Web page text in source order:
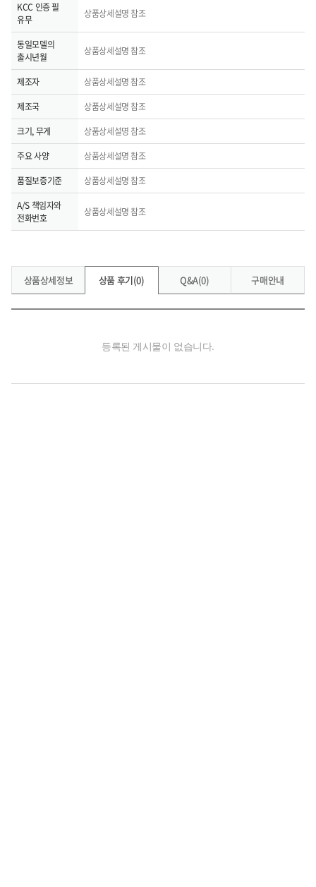
KCC 인증 필
유무
상품상세설명 참조
동일모델의
출시년월
상품상세설명 참조
제조자
상품상세설명 참조
제조국
상품상세설명 참조
크기, 무게
상품상세설명 참조
주요 사양
상품상세설명 참조
품질보증기준
상품상세설명 참조
A/S 책임자와
전화번호
상품상세설명 참조
상품상세정보 상품 후기(0) Q&A(0) 구매안내